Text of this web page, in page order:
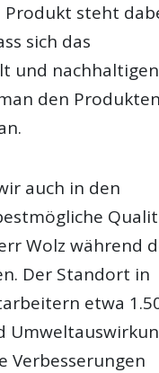
Produkt steht
sich das
und nachhaltigen
den
auch in den
Wolz während
Der Standort in
etwa
Verbesserungen